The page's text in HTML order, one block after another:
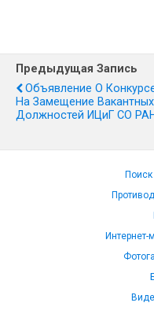
Предыдущая Запись
Объявление О
На Замещение Вакантных
Должностей ИЦиГ СО